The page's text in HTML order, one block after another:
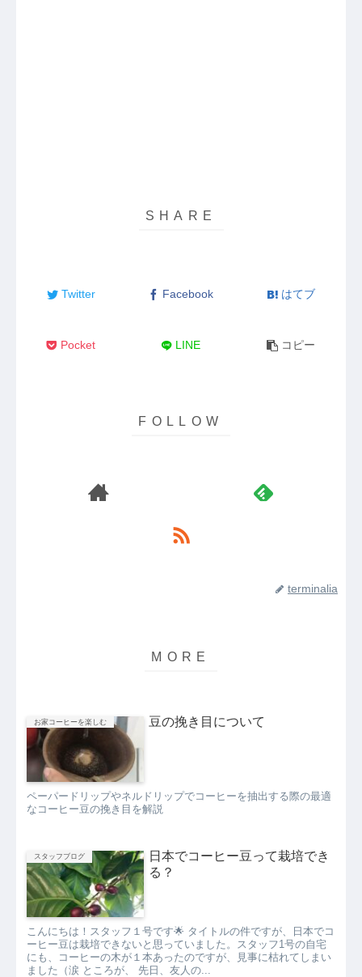
Twitter Facebook はてブ
Pocket LINE コピー
terminalia
お家コーヒーを楽しむ 豆の挽き目について
ペーパードリップやネルドリップでコーヒーを抽出する際の最適
なコーヒー豆の挽き目を解説
スタッフブログ
日本でコーヒー豆って栽培でき
る？
こんにちは！スタッフ１号です🌟 タイトルの件ですが、日本でコ
ーヒー豆は栽培できないと思っていました。スタッフ1号の自宅
にも、コーヒーの木が１本あったのですが、見事に枯れてしまい
ました（涙 ところが、 先日、友人の...